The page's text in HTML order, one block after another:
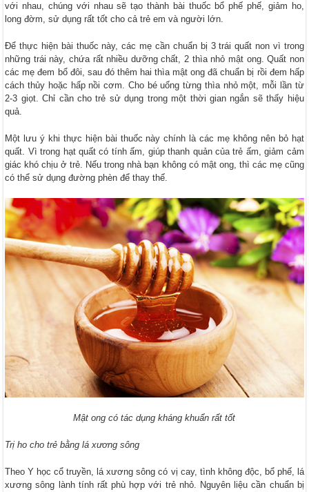
với nhau, chúng với nhau sẽ tạo thành bài thuốc bổ phế phế, giảm ho,
long đờm, sử dụng rất tốt cho cả trẻ em và người lớn.
Để thực hiện bài thuốc này, các mẹ cần chuẩn bị 3 trái quất non vì trong
những trái này, chứa rất nhiều dưỡng chất, 2 thìa nhỏ mật ong. Quất non
các mẹ đem bổ đôi, sau đó thêm hai thìa mật ong đã chuẩn bị rồi đem hấp
cách thủy hoặc hấp nồi cơm. Cho bé uống từng thìa nhỏ một, mỗi lần từ
2-3 giọt. Chỉ cần cho trẻ sử dụng trong một thời gian ngắn sẽ thấy hiệu
quả.
Một lưu ý khi thực hiện bài thuốc này chính là các mẹ không nên bỏ hạt
quất. Vì trong hạt quất có tính ấm, giúp thanh quản của trẻ ấm, giảm cảm
giác khó chịu ở trẻ. Nếu trong nhà bạn không có mật ong, thì các mẹ cũng
có thể sử dụng đường phèn để thay thế.
Mật ong có tác dụng kháng khuẩn rất tốt
Trị ho cho trẻ bằng lá xương sông
Theo Y học cổ truyền, lá xương sông có vị cay, tình không độc, bổ phế, lá
xương sông lành tính rất phù hợp với trẻ nhỏ. Nguyên liệu cần chuẩn bị